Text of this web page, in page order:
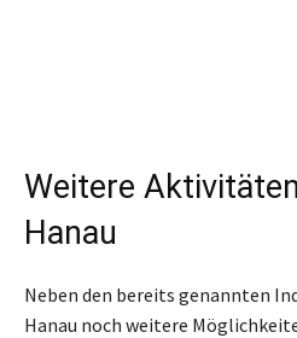
Weitere
Hanau
Neben den bereits genannten
Hanau noch weitere